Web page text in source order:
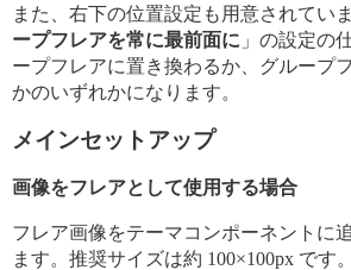
また、右下の位置設定も用意されてい
ープフレアを常に最前面に 」の設定の
ープフレアに置き換わるか、グループ
かのいずれかになります。
メインセットアップ
画像をフレアとして使用する場合
フレア画像をテーマコンポーネントに
ます。推奨サイズは約 100×100px です